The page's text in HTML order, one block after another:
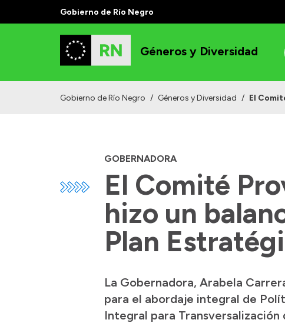
Gobierno de Río Negro
Géneros y Diversidad
Gobierno de Río Negro / Géneros y Diversidad / El
GOBERNADORA
El Comité
hizo un
Plan
La Gobernadora, Arabela
para el abordaje integral de
Integral para